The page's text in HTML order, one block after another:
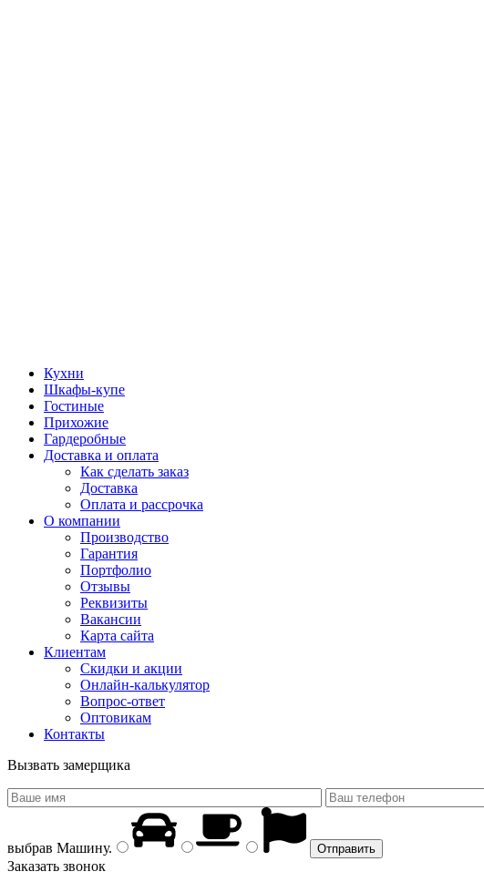
Кухни
Шкафы-купе
Гостиные
Прихожие
Гардеробные
Доставка и оплата
Как сделать заказ
Доставка
Оплата и рассрочка
О компании
Производство
Гарантия
Портфолио
Отзывы
Реквизиты
Вакансии
Карта сайта
Клиентам
Скидки и акции
Онлайн-калькулятор
Вопрос-ответ
Оптовикам
Контакты
Вызвать замерщика
выбрав Машину.
Заказать звонок